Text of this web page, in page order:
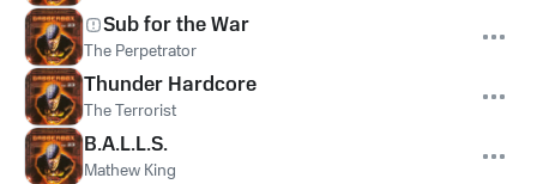
Sub for the War
The Perpetrator
Thunder Hardcore
The Terrorist
B.A.L.L.S.
Mathew King